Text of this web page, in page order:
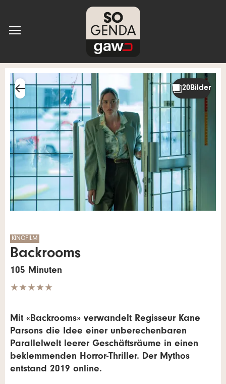
KINOFILM
Backrooms
105 Minuten
★★★★★
Mit «Backrooms» verwandelt Regisseur Kane
Parsons die Idee einer unberechenbaren
Parallelwelt leerer Geschäftsräume in einen
beklemmenden Horror-Thriller. Der Mythos
entstand 2019 online.